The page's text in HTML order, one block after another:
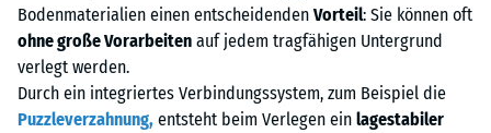
Bodenmaterialien einen entscheidenden Vorteil: Sie können oft
ohne große Vorarbeiten auf jedem tragfähigen Untergrund
verlegt werden.
Durch ein integriertes Verbindungssystem, zum Beispiel die
Puzzleverzahnung, entsteht beim Verlegen ein lagestabiler